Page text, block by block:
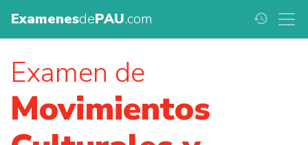
ExamenesdePAU.com history
Examen de
Movimientos